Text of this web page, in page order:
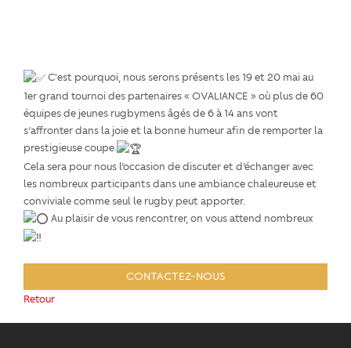
C'est pourquoi, nous serons présents les 19 et 20 mai au
1er grand tournoi des partenaires « OVALIANCE » où plus de 60
équipes de jeunes rugbymens âgés de 6 à 14 ans vont
s’affronter dans la joie et la bonne humeur afin de remporter la
prestigieuse coupe.
Cela sera pour nous l’occasion de discuter et d’échanger avec
les nombreux participants dans une ambiance chaleureuse et
conviviale comme seul le rugby peut apporter.
Au plaisir de vous rencontrer, on vous attend nombreux
CONTACTEZ-NOUS
Retour